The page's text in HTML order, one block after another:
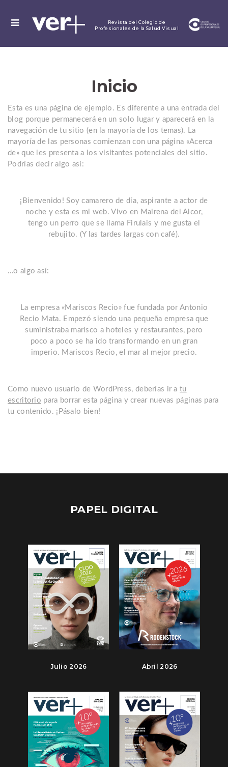
MENU
Revista del Colegio de
Profesionales de la Salud Visual
Inicio
Esta es una página de ejemplo. Es diferente a una entrada del
blog porque permanecerá en un solo lugar y aparecerá en la
navegación de tu sitio (en la mayoría de los temas). La
mayoría de las personas comienzan con una página «Acerca
de» que les presenta a los visitantes potenciales del sitio.
Podrías decir algo así:
¡Bienvenido! Soy camarero de día, aspirante a actor de
noche y esta es mi web. Vivo en Mairena del Alcor,
tengo un perro que se llama Firulais y me gusta el
rebujito. (Y las tardes largas con café).
…o algo así:
La empresa «Mariscos Recio» fue fundada por Antonio
Recio Mata. Empezó siendo una pequeña empresa que
suministraba marisco a hoteles y restaurantes, pero
poco a poco se ha ido transformando en un gran
imperio. Mariscos Recio, el mar al mejor precio.
Como nuevo usuario de WordPress, deberías ir atu
escritorio para borrar esta página y crear nuevas páginas para
tu contenido. ¡Pásalo bien!
PAPEL DIGITAL
Julio 2026 Abril 2026